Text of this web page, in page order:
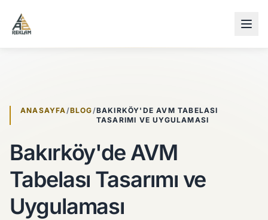
ANASAYFA/BLOG/BAKIRKÖY'DE AVM TABELASI
TASARIMI VE UYGULAMASI
Bakırköy'de AVM
Tabelası Tasarımı ve
Uygulaması